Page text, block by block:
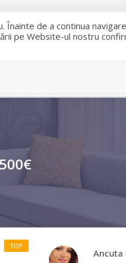
de a continua
pe Website-ul nostru
TOP
Ancuta